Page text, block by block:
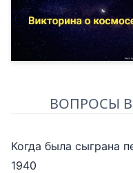
ВОПРОСЫ
Когда была сыграна
1940